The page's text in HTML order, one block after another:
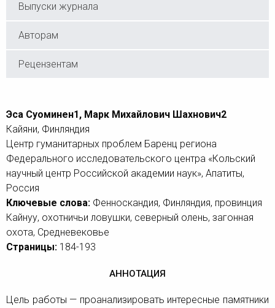
Выпуски журнала
Авторам
Рецензентам
Эса Суоминен1, Марк Михайлович Шахнович2
Кайяни, Финляндия
Центр гуманитарных проблем Баренц региона
Федерального исследовательского центра «Кольский
научный центр Российской академии наук», Апатиты,
Россия
Ключевые слова: Фенноскандия, Финляндия, провинция
Кайнуу, охотничьи ловушки, северный олень, загонная
охота, Средневековье
Страницы: 184-193
АННОТАЦИЯ
Цель работы — проанализировать интересные памятники